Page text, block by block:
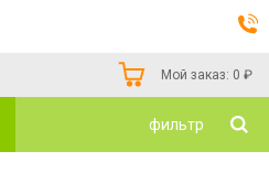
Мой заказ: 0 ₽
фильтр